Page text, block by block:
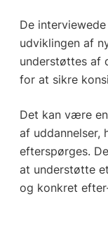
De
udviklingen af
understøttes af
for at sikre
Det kan være
af uddannelser,
efterspørges.
at understøtte
og konkret